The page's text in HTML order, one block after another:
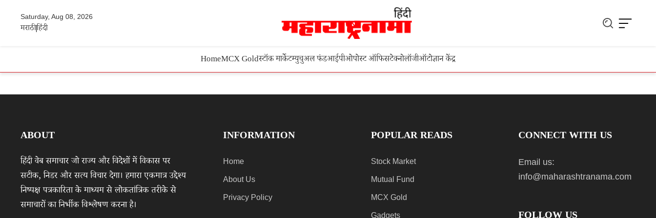
Saturday, Aug 08, 2026
मराठीहिंदी
HomeMCX Goldस्टॉक मार्केटम्युचुअल फंडआईपीओपोस्ट ऑफिसटेक्नोलॉजीऑटोज्ञान केंद्र
ABOUT
हिंदी वेब समाचार जो राज्य और विदेशों में विकास पर
सटीक, निडर और सत्य विचार देगा। हमारा एकमात्र उद्देश्य
निष्पक्ष पत्रकारिता के माध्यम से लोकतांत्रिक तरीके से
समाचारों का निर्भीक विश्लेषण करना है।
INFORMATION
Home
About Us
Privacy Policy
POPULAR READS
Stock Market
Mutual Fund
MCX Gold
Gadgets
CONNECT WITH US
Email us:
info@maharashtranama.com